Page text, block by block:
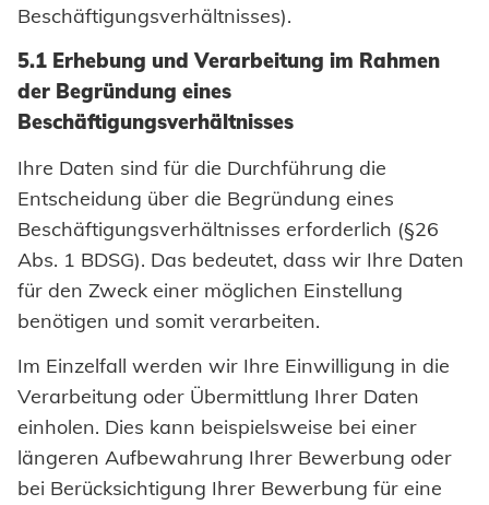
Beschäftigungsverhältnisses).
5.1 Erhebung und Verarbeitung im Rahmen
der Begründung eines
Beschäftigungsverhältnisses
Ihre Daten sind für die Durchführung die
Entscheidung über die Begründung eines
Beschäftigungsverhältnisses erforderlich (§26
Abs. 1 BDSG). Das bedeutet, dass wir Ihre Daten
für den Zweck einer möglichen Einstellung
benötigen und somit verarbeiten.
Im Einzelfall werden wir Ihre Einwilligung in die
Verarbeitung oder Übermittlung Ihrer Daten
einholen. Dies kann beispielsweise bei einer
längeren Aufbewahrung Ihrer Bewerbung oder
bei Berücksichtigung Ihrer Bewerbung für eine